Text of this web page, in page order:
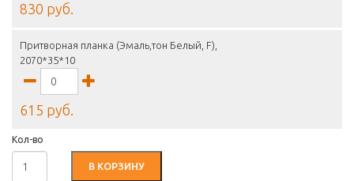
830 руб.
Притворная планка (Эмаль,тон Белый, F),
2070*35*10
615 руб.
Кол-во
В КОРЗИНУ